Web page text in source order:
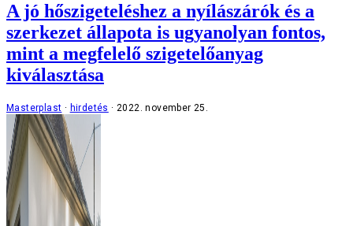
A jó hőszigeteléshez a nyílászárók és a
szerkezet állapota is ugyanolyan fontos,
mint a megfelelő szigetelőanyag
kiválasztása
Masterplast hirdetés 2022. november 25.